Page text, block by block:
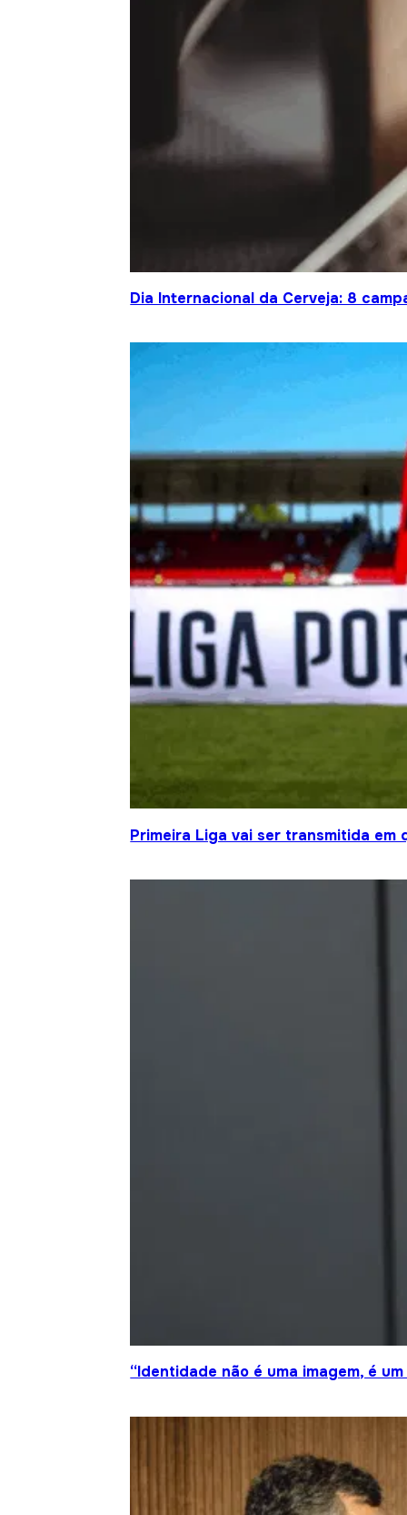
Dia Internacional da Cerveja: 8
Primeira Liga vai ser transmitida
“Identidade não é uma imagem, é